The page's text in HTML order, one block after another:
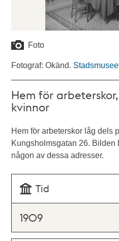
Foto
Fotograf: Okänd.
Hem för
kvinnor
Hem för arbeterskor låg dels
Kungsholmsgatan 26. Bilden
någon av dessa adresser.
Tid
1909